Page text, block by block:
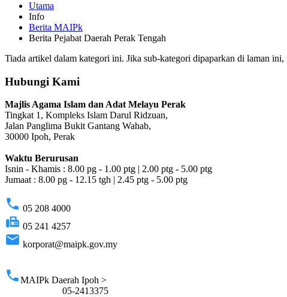
Utama
Info
Berita MAIPk
Berita Pejabat Daerah Perak Tengah
Tiada artikel dalam kategori ini. Jika sub-kategori dipaparkan di laman
Hubungi Kami
Majlis Agama Islam dan Adat Melayu Perak
Tingkat 1, Kompleks Islam Darul Ridzuan,
Jalan Panglima Bukit Gantang Wahab,
30000 Ipoh, Perak
Waktu Berurusan
Isnin - Khamis : 8.00 pg - 1.00 ptg | 2.00 ptg - 5.00 ptg
Jumaat : 8.00 pg - 12.15 tgh | 2.45 ptg - 5.00 ptg
phone 05 208 4000
fax 05 241 4257
email korporat@maipk.gov.my
phoneMAIPk Daerah Ipoh >
05-2413375